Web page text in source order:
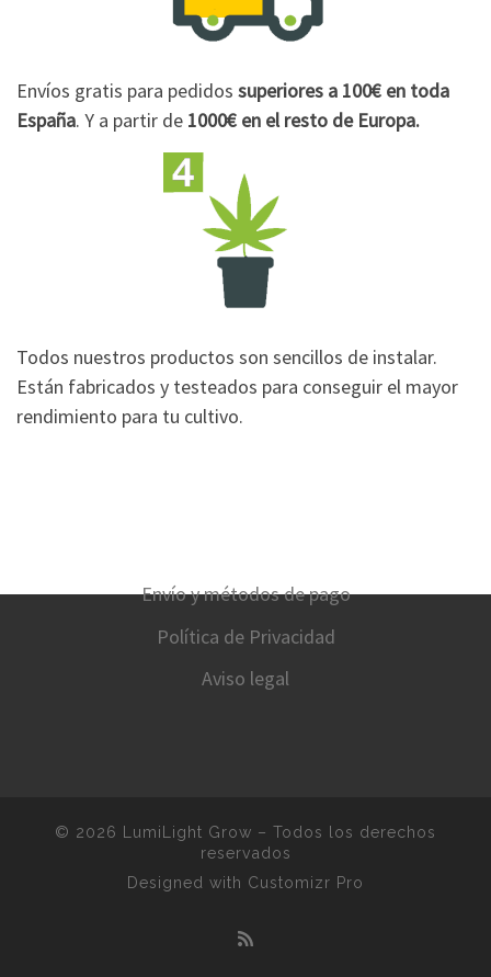
Envíos gratis para pedidos superiores a 100€ en toda
España. Y a partir de 1000€ en el resto de Europa.
Todos nuestros productos son sencillos de instalar.
Están fabricados y testeados para conseguir el mayor
rendimiento para tu cultivo.
Envío y métodos de pago
Política de Privacidad
Aviso legal
© 2026 LumiLight Grow – Todos los derechos
reservados
Designed with Customizr Pro